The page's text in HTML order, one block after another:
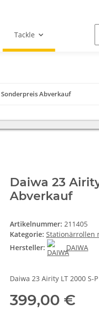
Tackle
Sonderpreis Abverkauf
Daiwa 23
Abverkauf
Artikelnummer: 211405
Kategorie: Stationärrollen
Hersteller:
DAIWA
Daiwa 23 Airity LT 2000 S-P
399,00 €